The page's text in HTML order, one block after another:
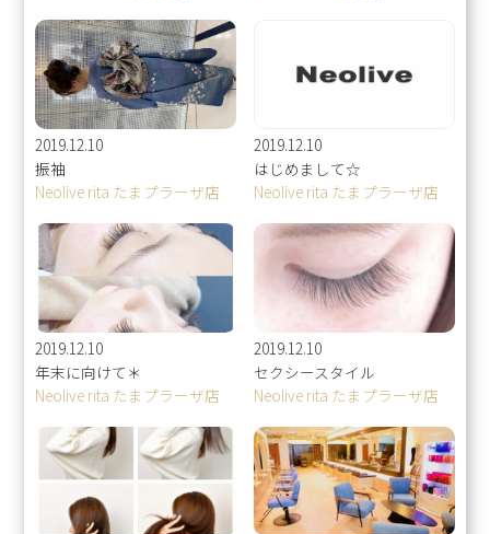
2019.12.10
振袖
Neolive rita たまプラーザ店
2019.12.10
はじめまして☆
Neolive rita たまプラーザ店
2019.12.10
年末に向けて＊
Neolive rita たまプラーザ店
2019.12.10
セクシースタイル
Neolive rita たまプラーザ店